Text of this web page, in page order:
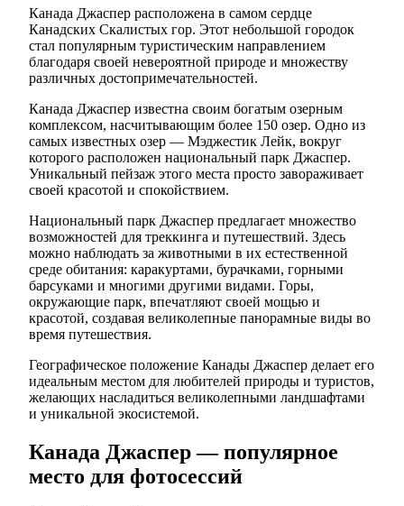
Канада Джаспер расположена в самом сердце
Канадских Скалистых гор. Этот небольшой городок
стал популярным туристическим направлением
благодаря своей невероятной природе и множеству
различных достопримечательностей.
Канада Джаспер известна своим богатым озерным
комплексом, насчитывающим более 150 озер. Одно из
самых известных озер — Мэджестик Лейк, вокруг
которого расположен национальный парк Джаспер.
Уникальный пейзаж этого места просто завораживает
своей красотой и спокойствием.
Национальный парк Джаспер предлагает множество
возможностей для треккинга и путешествий. Здесь
можно наблюдать за животными в их естественной
среде обитания: каракуртами, бурачками, горными
барсуками и многими другими видами. Горы,
окружающие парк, впечатляют своей мощью и
красотой, создавая великолепные панорамные виды во
время путешествия.
Географическое положение Канады Джаспер делает его
идеальным местом для любителей природы и туристов,
желающих насладиться великолепными ландшафтами
и уникальной экосистемой.
Канада Джаспер — популярное
место для фотосессий